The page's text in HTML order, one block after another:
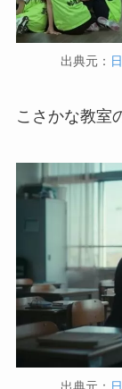
出典元：
こさかな教室
出典元：